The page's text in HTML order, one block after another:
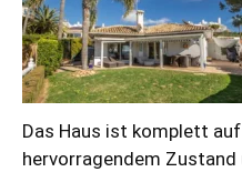
Das Haus ist komplett auf
hervorragendem